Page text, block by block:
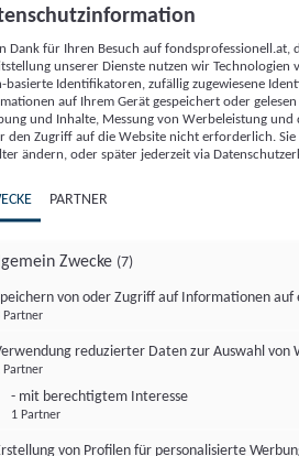
Inhalte, Messung von Werbeleistung
sowie Zielgruppenforschung.
Online-Kennungen (z. B. login-
generierte Kennungen,
können zusammen mit anderen
und Browserinformationen,
Technologien usw.) auf
oder von dort ausgelesen werden, um es
wenn es eine App oder einer Webseite
oder mehrere der hier aufgeführten
Dank für Ihren Besuch auf
unserer Dienste nutzen wir Technologien
basierte Identifikatoren, zufällig zugewiesene
auf Ihrem Gerät gespeichert oder
und Inhalte, Messung von Werbeleistung
den Zugriff auf die Website nicht erforderlich.
ändern, oder später jederzeit via
PARTNER
Zwecke (7)
von oder Zugriff auf Informationen auf
Partner
reduzierter Daten zur Auswahl von
Partner
- mit berechtigtem Interesse
1 Partner
von Profilen für personalisierte